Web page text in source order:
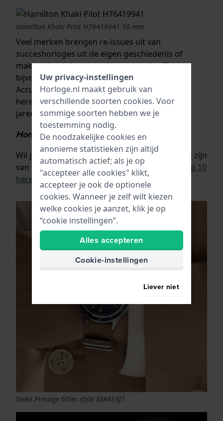
Hamilton Khaki Pilot H76419941 36 mm
Veel merken brengen re-issues uit van
succeshorloges uit de eigen geschiedenis of
maken gloednieuwe herinterpretaties. Zoals
bijvoorbeeld de nieuwe versie van de
Accutron, of de stijlvolle Seiko Presage
herenhorloges gebaseerd op modellen uit de
jaren zestig.
Horloges heren merken Top 10
Wil je weten wat de populairste herenhorloges zijn
van dit moment? Lees danons blog over de Top 10
herenhorloges.
Seiko Presage 60ies style SSA453J1
Uw privacy-instellingen
Horloge.nl maakt gebruik van
verschillende soorten cookies. Voor
sommige soorten hebben we je
toestemming nodig.
De noodzakelijke cookies en
anonieme statistieken zijn altijd
automatisch actief; als je op
"accepteer alle cookies" klikt,
accepteer je ook de optionele
cookies. Wanneer je zelf wilt kiezen
welke cookies je aanzet, klik je op
“cookie instellingen”.
Alles accepteren
Cookie-instellingen
Liever niet